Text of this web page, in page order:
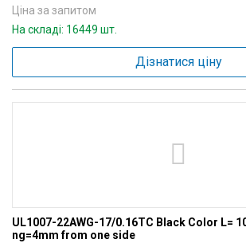
Ціна за запитом
На складі: 16449 шт.
Дізнатися ціну
UL1007-22AWG-17/0.16TC Black Color L=
ng=4mm from one side